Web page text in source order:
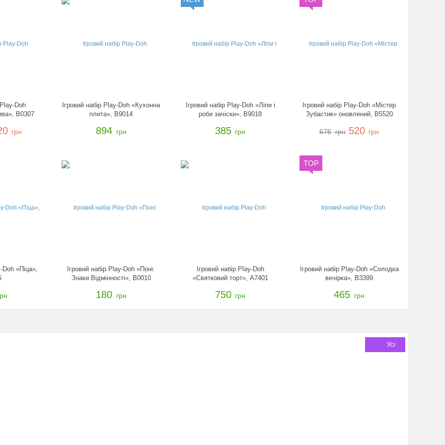
Doh
B0307
грн
Ігровий набір Play-Doh «Кухонна
плита», B9014
894 грн
Ігровий набір Play-Doh «Ліпи і
роби зачіски», B9018
385 грн
Ігровий набір Play-Doh «Містер
Зубастик» оновлений, B5520
676 грн 520 грн
Doh «Піца»,
Ігровий набір Play-Doh «Поні:
Знаки Відмінності», B0010
180 грн
Ігровий набір Play-Doh
«Святковий торт», A7401
750 грн
TOP
Ігровий набір Play-Doh «Солодка
вечірка», B3399
465 грн
Усі